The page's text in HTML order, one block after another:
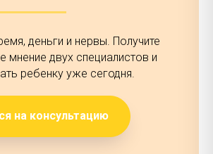
деньги и нервы. Получите
мнение двух специалистов и
ребенку уже сегодня.
на консультацию